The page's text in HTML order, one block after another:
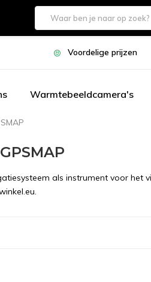
Voordelige prijzen
Warmtebeeldcamera's
als instrument voor het